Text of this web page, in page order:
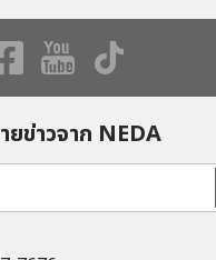
ข่าวจาก NEDA